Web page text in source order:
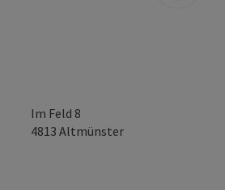
Im Feld 8
4813 Altmünster